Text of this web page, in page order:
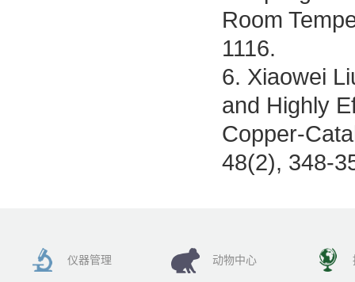
Room
1116.
6. Xiaowei
and Highly
Copper-
48(2), 348-
仪器管理 动物中心